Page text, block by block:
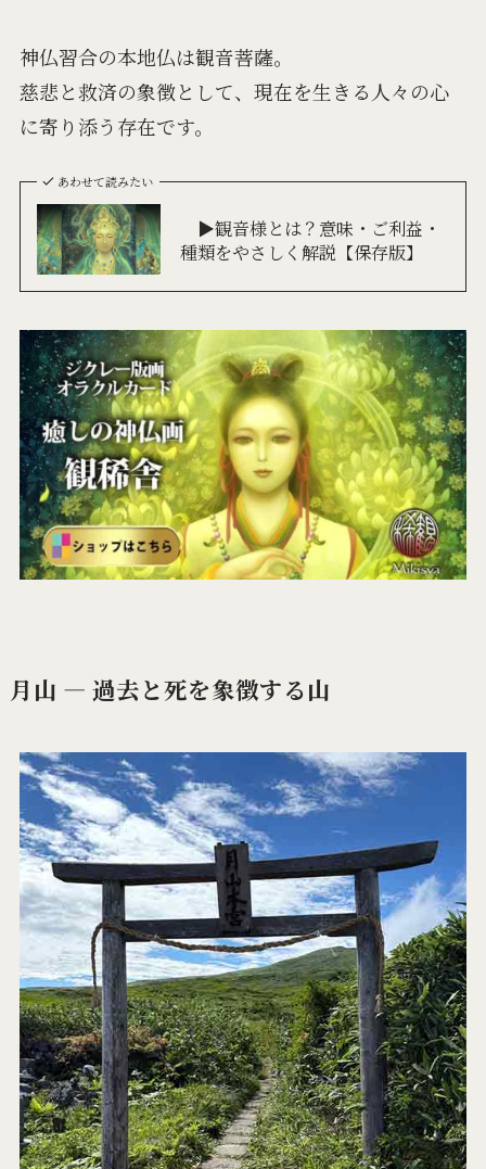
神仏習合の本地仏は観音菩薩。
慈悲と救済の象徴として、現在を生きる人々の心
に寄り添う存在です。
あわせて読みたい
▶観音様とは？意味・ご利益・
種類をやさしく解説【保存版】
月山 ― 過去と死を象徴する山